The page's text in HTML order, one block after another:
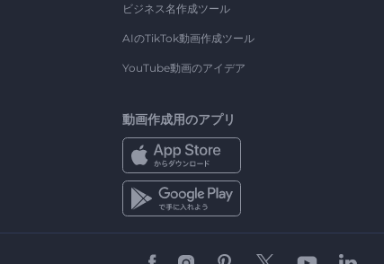
ビジネス名作成ツール
AIのTikTok動画作成ツール
YouTube動画のアイデア
動画作成用のアプリ